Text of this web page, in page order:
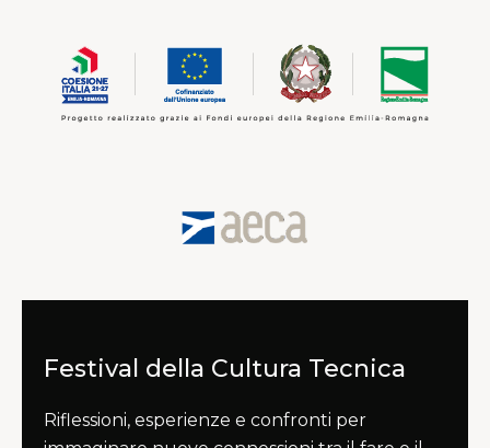
Festival della Cultura Tecnica
Riflessioni, esperienze e confronti per